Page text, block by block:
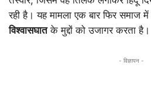
रही है। यह मामला एक बार फिर समाज में
विश्वासघातके मुद्दों को उजागर करता है।
- विज्ञापन -